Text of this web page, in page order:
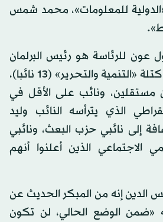
للمعلومات»، محمد شمس
عون للرئاسة هو رئيس البرلمان
نبيه برّي الذي يترأس كتلة «التنمية والتحرير» (13 نائبا)،
مستقلين، ونائب على الأقل في
الذي يترأسه النائب وليد
إضافة إلى نائبي حزب البعث، ونائبي
الاجتماعي الذين أعلنوا أنهم
الدين إنه من المبكر الحديث عن
«ضمن الوضع الحالي، لن تكون